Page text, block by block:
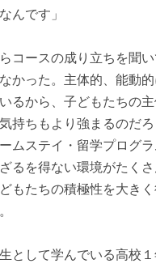
んです」
コースの成り立ちを聞
かった。主体的、能動
るから、子どもたちの
持ちもより強まるのだ
ムステイ・留学プログ
るを得ない環境がたく
もたちの積極性を大き
として学んでいる高校